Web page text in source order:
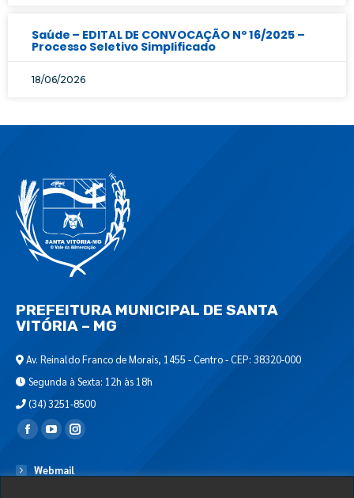
Saúde – EDITAL DE CONVOCAÇÃO Nº 16/2025 –
Processo Seletivo Simplificado
18/06/2026
PREFEITURA MUNICIPAL DE SANTA
VITÓRIA – MG
Av. Reinaldo Franco de Morais, 1455 - Centro - CEP: 38320-000
Segunda à Sexta: 12h às 18h
(34) 3251-8500
Encontre-nos em:
Webmail